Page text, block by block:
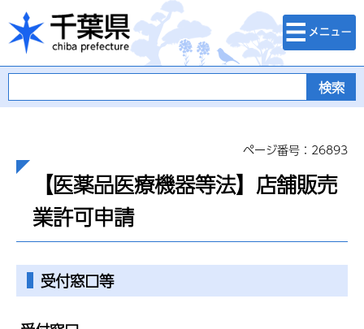
千葉県
検索・メニュ
ー
ページ番号：26893
【医薬品医療機器等法】店舗販売
業許可申請
受付窓口等